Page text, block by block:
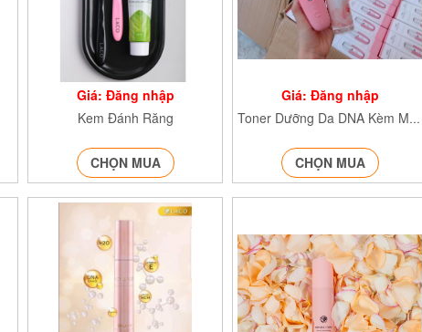
Giá: Đăng nhập
Kem Đánh Răng
CHỌN MUA
Giá: Đăng nhập
Toner Dưỡng Da DNA Kèm Máy Phun Sương NA/T2/PB/K4
CHỌN MUA